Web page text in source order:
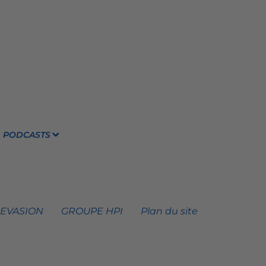
PODCASTS
GROUPE HPI Plan du site